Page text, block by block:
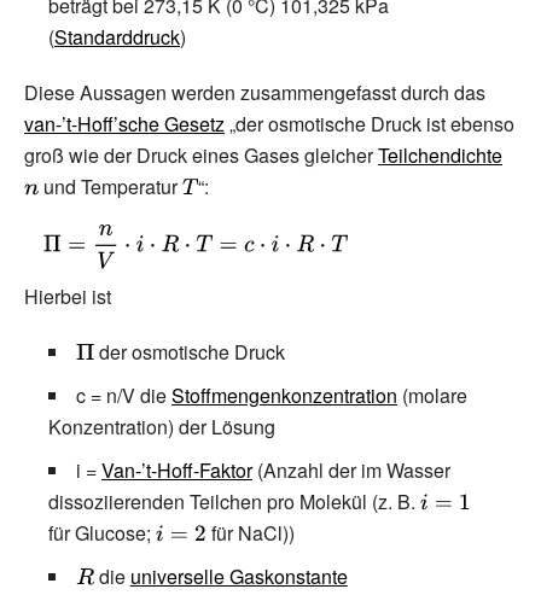
beträgt bei 273,15 K (0 °C) 101,325 kPa
(Standarddruck)
Diese Aussagen werden zusammengefasst durch das
van-’t-Hoff’sche Gesetz„der osmotische Druck ist ebenso
groß wie der Druck eines Gases gleicherTeilchendichte
und Temperatur{\displaystyle
“:
{\displaystyle
\Pi ={\frac {n}
{V}}\cdot
T=c\cdot
i\cdot R\cdot
T}
Hierbei ist
{\displaystyle
der osmotische Druck
c = n/V dieStoffmengenkonzentration (molare
Konzentration) der Lösung
i =Van-’t-Hoff-Faktor(Anzahl der im Wasser
dissoziierenden Teilchen pro Molekül (z. B. {\displaystyle
für Glucose; {\displaystyle
für NaCl))
{\displaystyle
die universelle Gaskonstante